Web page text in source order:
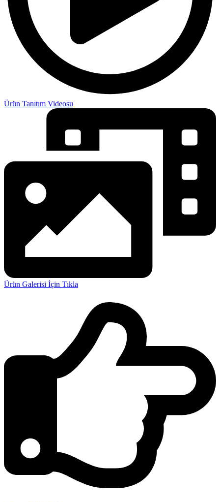
Ürün Tanıtım Videosu
Ürün Galerisi İçin Tıkla